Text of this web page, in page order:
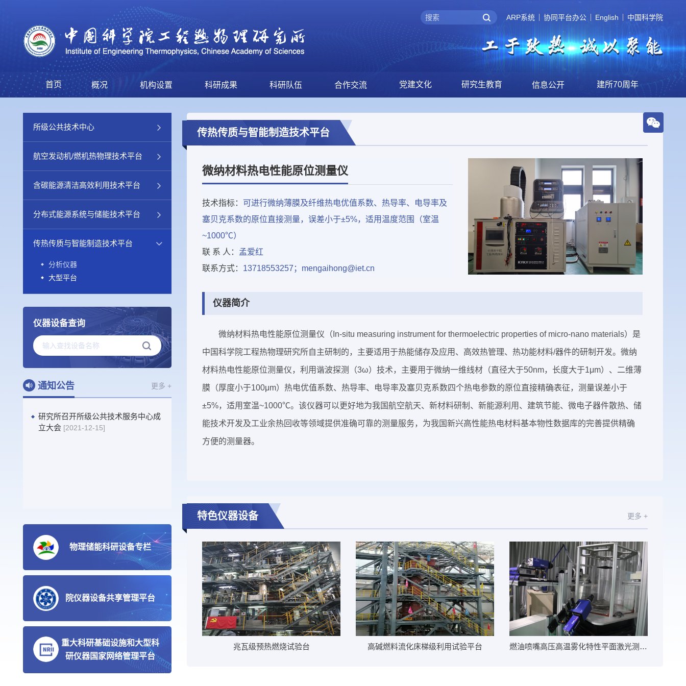
ARP系统 协同平台办公 English 中国科学院
首页 概况 机构设置 科研成果 科研队伍 合作交流 党建文化 研究生教育 信息公开 建所70周年
所级公共技术中心
航空发动机/燃机热物理技术平台
含碳能源清洁高效利用技术平台
分布式能源系统与储能技术平台
传热传质与智能制造技术平台
分析仪器
大型平台
仪器设备查询
通知公告 更多 +
研究所召开所级公共技术服务中心成
立大会 [2021-12-15]
物理储能科研设备专栏
院仪器设备共享管理平台
重大科研基础设施和大型科
研仪器国家网络管理平台
传热传质与智能制造技术平台
微纳材料热电性能原位测量仪
技术指标： 可进行微纳薄膜及纤维热电优值系数、热导率、电导率及
塞贝克系数的原位直接测量，误差小于±5%，适用温度范围（室温
~1000℃）
联 系 人： 孟爱红
联系方式： 13718553257；mengaihong@iet.cn
仪器简介
微纳材料热电性能原位测量仪（In-situ measuring instrument for thermoelectric properties of micro-nano materials）是
中国科学院工程热物理研究所自主研制的，主要适用于热能储存及应用、高效热管理、热功能材料/器件的研制开发。微纳
材料热电性能原位测量仪， 利用谐波探测（3ω）技术， 主要用于微纳一维线材（直径大于50nm，长度大于1μm）、二维薄
膜（厚度小于100μm）热电优值系数、热导率、电导率及塞贝克系数四个热电参数的原位直接精确表征，测量误差小于
±5%，适用室温~1000℃。该仪器可以更好地为我国航空航天、新材料研制、新能源利用、建筑节能、微电子器件散热、储
能技术开发及工业余热回收等领域提供准确可靠的测量服务，为我国新兴高性能热电材料基本物性数据库的完善提供精确
方便的测量器。
特色仪器设备 更多 +
微纳材料热电性能原位测量仪 兆瓦级预热燃烧试验台 高碱燃料流化床梯级利用试验平台 燃油喷嘴高压高温雾化特性平面激光测量系统